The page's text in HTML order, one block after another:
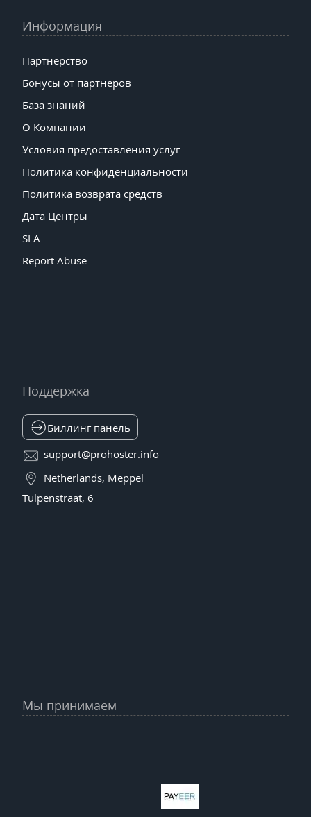
Информация
Партнерство
Бонусы от партнеров
База знаний
О Компании
Условия предоставления услуг
Политика конфиденциальности
Политика возврата средств
Дата Центры
SLA
Report Abuse
Поддержка
Биллинг панель
support@prohoster.info
Netherlands, Meppel
Tulpenstraat, 6
Мы принимаем